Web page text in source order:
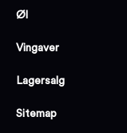
Øl
Vingaver
Lagersalg
Sitemap